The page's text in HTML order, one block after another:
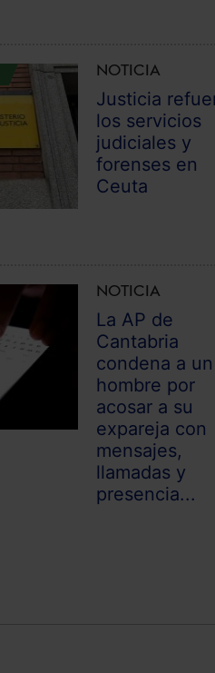
NOTICIA
Justicia
los servicios
judiciales y
forenses en
Ceuta
NOTICIA
La AP de
Cantabria
condena a un
hombre por
acosar a su
expareja con
mensajes,
llamadas y
presencia...